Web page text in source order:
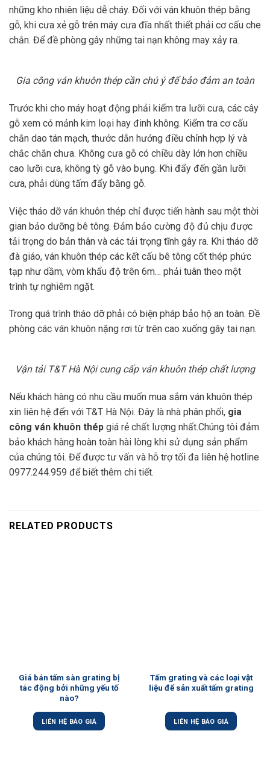
những kho nhiên liệu dễ cháy. Đối với ván khuôn thép bằng
gỗ, khi cưa xẻ gỗ trên máy cưa đĩa nhất thiết phải cơ cấu che
chắn. Để đề phòng gây những tai nạn không may xảy ra.
Gia công ván khuôn thép cần chú ý để bảo đảm an toàn
Trước khi cho máy hoạt động phải kiểm tra lưỡi cưa, các cây
gỗ xem có mảnh kim loại hay đinh không. Kiểm tra cơ cấu
chắn dao tán mạch, thước dẫn hướng điều chỉnh hợp lý và
chắc chắn chưa. Không cưa gỗ có chiều dày lớn hơn chiều
cao lưỡi cưa, không tỳ gỗ vào bụng. Khi đẩy đến gần lưỡi
cưa, phải dùng tấm đẩy bằng gỗ.
Việc tháo dỡ ván khuôn thép chỉ được tiến hành sau một thời
gian bảo dưỡng bê tông. Đảm bảo cường độ đủ chịu được
tải trọng do bản thân và các tải trọng tĩnh gây ra. Khi tháo dỡ
đà giáo, ván khuôn thép các kết cấu bê tông cốt thép phức
tạp như dầm, vòm khẩu độ trên 6m… phải tuân theo một
trình tự nghiêm ngặt.
Trong quá trình tháo dỡ phải có biện pháp bảo hộ an toàn. Đề
phòng các ván khuôn nặng rơi từ trên cao xuống gây tai nạn.
Vận tải T&T Hà Nội cung cấp ván khuôn thép chất lượng
Nếu khách hàng có nhu cầu muốn mua sắm ván khuôn thép
xin liên hệ đến với T&T Hà Nội. Đây là nhà phân phối, gia
công ván khuôn thép giá rẻ chất lượng nhất.Chúng tôi đảm
bảo khách hàng hoàn toàn hài lòng khi sử dụng sản phẩm
của chúng tôi. Để được tư vấn và hỗ trợ tối đa liên hệ hotline
0977.244.959 để biết thêm chi tiết.
RELATED PRODUCTS
Giá bán tấm sàn grating bị
tác động bởi những yếu tố
nào?
LIÊN HỆ BÁO GIÁ
Tấm grating và các loại vật
liệu để sản xuất tấm grating
LIÊN HỆ BÁO GIÁ